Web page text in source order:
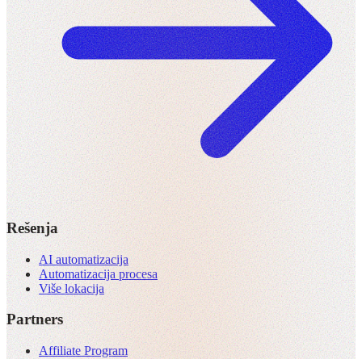
Rešenja
AI automatizacija
Automatizacija procesa
Više lokacija
Partners
Affiliate Program